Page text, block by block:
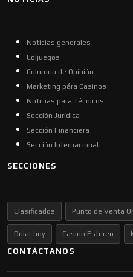
Noticias generales
Coljuegos
Columna de Opinión
Marketing pára Casinos
Noticias para Técnicos
Sección Jurídica
Sección Financiera
Sección Internacional
SECCIONES
Clasificados Punto de Venta
Dolar hoy Casino Estereo
CONTÁCTANOS